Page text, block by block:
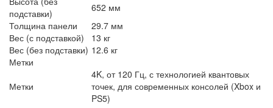
подставки)
652 мм
Толщина панели
29.7 мм
Вес (с подставкой)
13 кг
Вес (без подставки) 12.6 кг
Метки
Метки
4K, от 120 Гц, с технологией квантовых
точек, для современных консолей (Xbox и
PS5)